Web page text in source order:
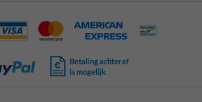
Betaling achteraf
is mogelijk